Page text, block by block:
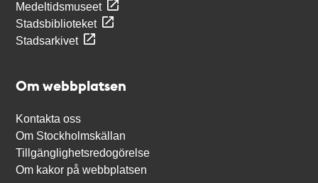
Medeltidsmuseet
Stadsbiblioteket
Stadsarkivet
Om webbplatsen
Kontakta oss
Om Stockholmskällan
Tillgänglighetsredogörelse
Om kakor på webbplatsen